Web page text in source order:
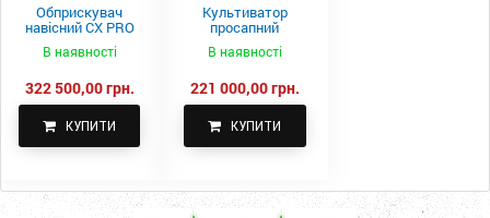
Обприскувач
навісний CX PRO
В наявності
322 500,00 грн.
КУПИТИ
Культиватор
просапний
КПН-5,6-05
В наявності
221 000,00 грн.
КУПИТИ